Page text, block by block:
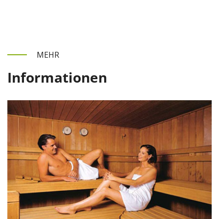
MEHR
Informationen